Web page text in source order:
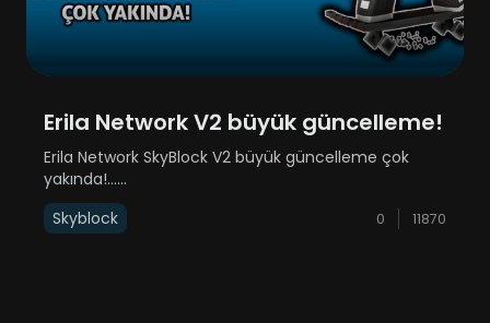
Erila Network V2 büyük güncelleme!
Erila Network SkyBlock V2 büyük güncelleme çok
yakında!......
Skyblock
0 11870